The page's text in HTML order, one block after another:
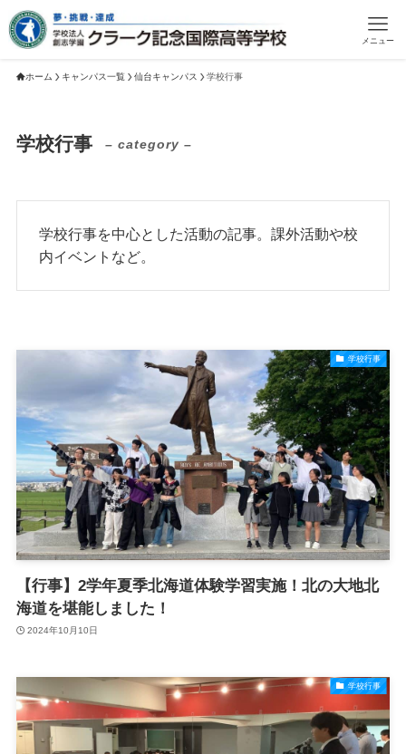
メニュー
ホーム キャンパス一覧 仙台キャンパス 学校行事
学校行事 – category –
学校行事を中心とした活動の記事。課外活動や校
内イベントなど。
学校行事
【行事】2学年夏季北海道体験学習実施！北の大地北
海道を堪能しました！
2024年10月10日
学校行事